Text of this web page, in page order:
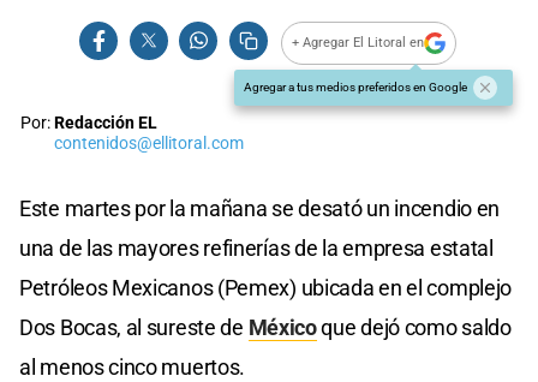
+ Agregar El Litoral en
Agregar a tus medios preferidos en Google
Por:Redacción EL
contenidos@ellitoral.com
Este martes por la mañana se desató un incendio en
una de las mayores refinerías de la empresa estatal
Petróleos Mexicanos (Pemex) ubicada en el complejo
Dos Bocas, al sureste de Méxicoque dejó como saldo
al menos cinco muertos.